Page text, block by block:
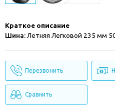
Краткое описание
Шина:Летняя Легковой 235 мм
Перезвонить
Сравнить